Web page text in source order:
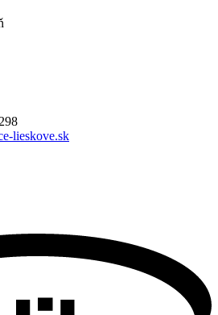
lieskove.sk